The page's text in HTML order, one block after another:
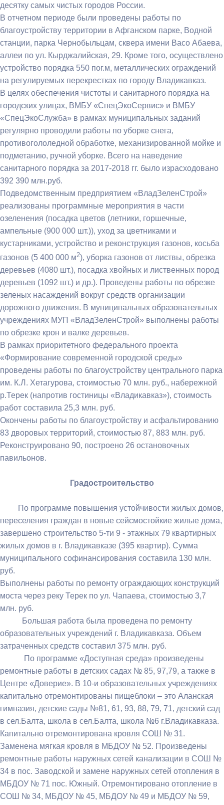
десятку самых чистых городов России.
В отчетном периоде были проведены работы по
благоустройству территории в Афганском парке, Водной
станции, парка Чернобыльцам, сквера имени Васо Абаева,
аллеи по ул. Кырджалийская, 29. Кроме того, осуществлено
устройство порядка 550 пог.м, металлических ограждений
на регулируемых перекрестках по городу Владикавказ.
В целях обеспечения чистоты и санитарного порядка на
городских улицах, ВМБУ «СпецЭкоСервис» и ВМБУ
«СпецЭкоСлужба» в рамках муниципальных заданий
регулярно проводили работы по уборке снега,
противогололедной обработке, механизированной мойке и
подметанию, ручной уборке. Всего на наведение
санитарного порядка за 2017-2018 гг. было израсходовано
392 390 млн.руб.
Подведомственным предприятием «ВладЗеленСтрой»
реализованы программные мероприятия в части
озеленения (посадка цветов (летники, горшечные,
ампельные (900 000 шт.)), уход за цветниками и
кустарниками, устройство и реконструкция газонов, косьба
газонов (5 400 000 м2), уборка газонов от листвы, обрезка
деревьев (4080 шт.), посадка хвойных и лиственных пород
деревьев (1092 шт.) и др.). Проведены работы по обрезке
зеленых насаждений вокруг средств организации
дорожного движения. В муниципальных образовательных
учреждениях МУП «ВладЗеленСтрой» выполнены работы
по обрезке крон и валке деревьев.
В рамках приоритетного федерального проекта
«Формирование современной городской среды»
проведены работы по благоустройству центрального парка
им. К.Л. Хетагурова, стоимостью 70 млн. руб., набережной
р.Терек (напротив гостиницы «Владикавказ»), стоимость
работ составила 25,3 млн. руб.
Окончены работы по благоустройству и асфальтированию
83 дворовых территорий, стоимостью 87, 883 млн. руб.
Реконструировано 90, построено 26 остановочных
павильонов.
Градостроительство
По программе повышения устойчивости жилых домов,
переселения граждан в новые сейсмостойкие жилые дома,
завершено строительство 5-ти 9 - этажных 79 квартирных
жилых домов в г. Владикавказе (395 квартир). Сумма
муниципального софинансирования составила 130 млн.
руб.
Выполнены работы по ремонту ограждающих конструкций
моста через реку Терек по ул. Чапаева, стоимостью 3,7
млн. руб.
Большая работа была проведена по ремонту
образовательных учреждений г. Владикавказа. Объем
затраченных средств составил 375 млн. руб.
По программе «Доступная среда» произведены
ремонтные работы в детских садах № 85, 97,79, а также в
Центре «Доверие». В 10-и образовательных учреждениях
капитально отремонтированы пищеблоки – это Аланская
гимназия, детские сады №81, 61, 93, 88, 79, 71, детский сад
в сел.Балта, школа в сел.Балта, школа №6 г.Владикавказа.
Капитально отремонтирована кровля СОШ № 31.
Заменена мягкая кровля в МБДОУ № 52. Произведены
ремонтные работы наружных сетей канализации в СОШ №
34 в пос. Заводской и замене наружных сетей отопления в
МБДОУ № 71 пос. Южный. Отремонтировано отопление в
СОШ № 34, МБДОУ № 45, МБДОУ № 49 и МБДОУ № 59,